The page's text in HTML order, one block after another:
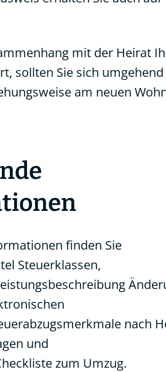
mit der Heirat
sollten Sie sich umgehend
am neuen
finden Sie
Steuerklassen,
nach
und
zum Umzug.